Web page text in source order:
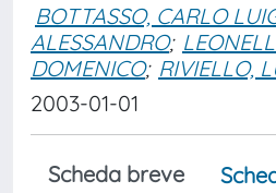
BOTTASSO, CARLO
ALESSANDRO;
DOMENICO; RIVIELLO,
2003-01-01
Scheda breve